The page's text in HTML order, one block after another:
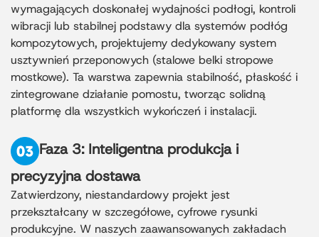
wymagających doskonałej wydajności podłogi, kontroli
wibracji lub stabilnej podstawy dla systemów podłóg
kompozytowych, projektujemy dedykowany system
usztywnień przeponowych (stalowe belki stropowe
mostkowe). Ta warstwa zapewnia stabilność, płaskość i
zintegrowane działanie pomostu, tworząc solidną
platformę dla wszystkich wykończeń i instalacji.
Faza 3: Inteligentna produkcja i
precyzyjna dostawa
Zatwierdzony, niestandardowy projekt jest
przekształcany w szczegółowe, cyfrowe rysunki
produkcyjne. W naszych zaawansowanych zakładach